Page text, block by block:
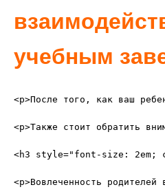
учебным
<p>После того, как ваш
<p>Также стоит обратить
<h3 style="font-size: 2em;
<p>Вовлеченность